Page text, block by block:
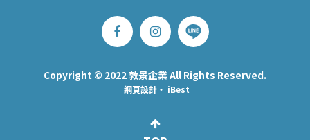
Copyright © 2022 敦景企業 All Rights Reserved.
網頁設計‧ iBest